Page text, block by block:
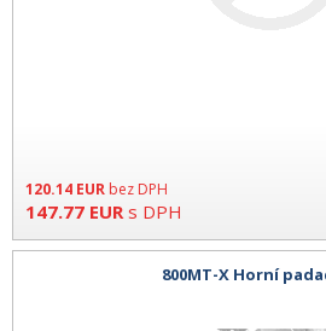
120.14 EUR bez DPH
147.77 EUR s DPH
800MT-X Horní